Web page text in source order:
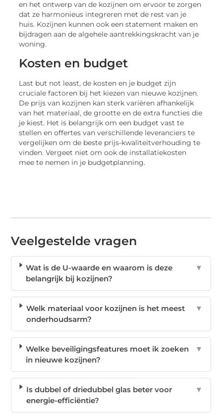
en het ontwerp van de kozijnen om ervoor te zorgen
dat ze harmonieus integreren met de rest van je
huis. Kozijnen kunnen ook een statement maken en
bijdragen aan de algehele aantrekkingskracht van je
woning.
Kosten en budget
Last but not least, de kosten en je budget zijn
cruciale factoren bij het kiezen van nieuwe kozijnen.
De prijs van kozijnen kan sterk variëren afhankelijk
van het materiaal, de grootte en de extra functies die
je kiest. Het is belangrijk om een budget vast te
stellen en offertes van verschillende leveranciers te
vergelijken om de beste prijs-kwaliteitverhouding te
vinden. Vergeet niet om ook de installatiekosten
mee te nemen in je budgetplanning.
Veelgestelde vragen
Wat is de U-waarde en waarom is deze
belangrijk bij kozijnen?
▼
Welk materiaal voor kozijnen is het meest
onderhoudsarm?
▼
Welke beveiligingsfeatures moet ik zoeken
in nieuwe kozijnen?
▼
Is dubbel of driedubbel glas beter voor
energie-efficiëntie?
▼